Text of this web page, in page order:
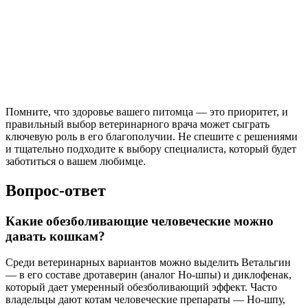
Помните, что здоровье вашего питомца — это приоритет, и
правильный выбор ветеринарного врача может сыграть
ключевую роль в его благополучии. Не спешите с решениями
и тщательно подходите к выбору специалиста, который будет
заботиться о вашем любимце.
Вопрос-ответ
Какие обезболивающие человеческие можно
давать кошкам?
Среди ветеринарных вариантов можно выделить Ветальгин
— в его составе дротаверин (аналог Но-шпы) и диклофенак,
который дает умеренный обезболивающий эффект. Часто
владельцы дают котам человеческие препараты — Но-шпу,